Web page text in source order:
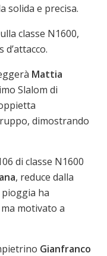
solida e precisa.
classe N1600,
d’attacco.
Mattia
Slalom di
dimostrando
di classe N1600
, reduce dalla
ha
motivato a
Gianfranco